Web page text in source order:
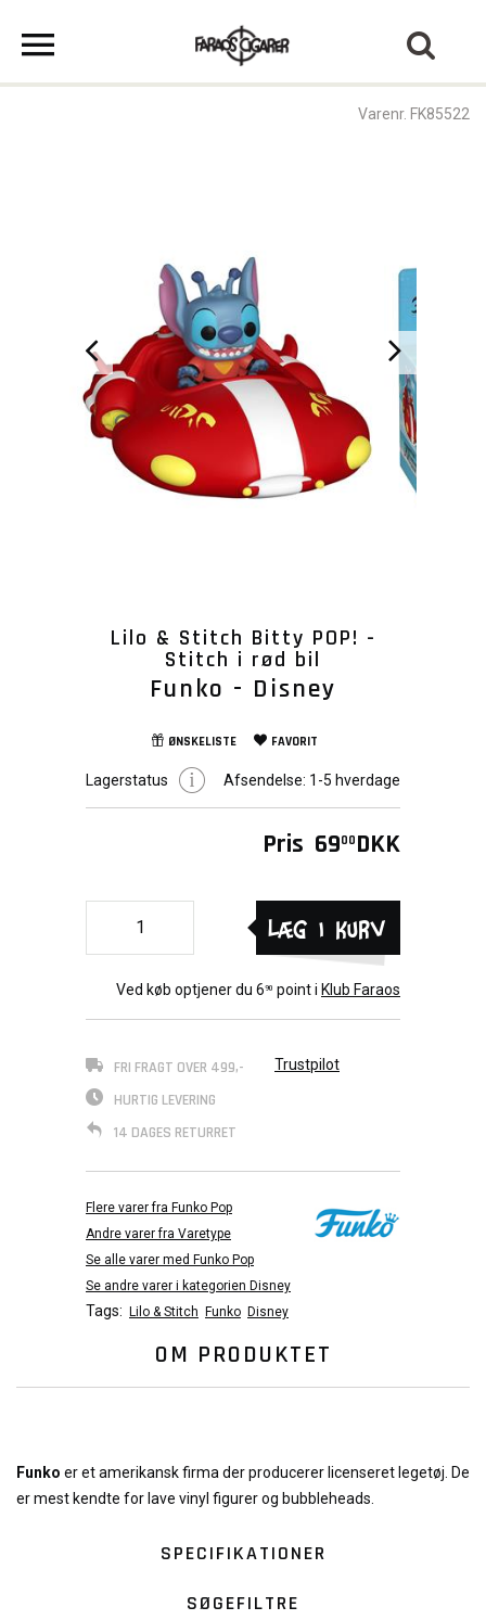
Varenr. FK85522
Lilo & Stitch Bitty POP! -
Stitch i rød bil
Funko - Disney
ØNSKELISTE FAVORIT
Lagerstatus Afsendelse: 1-5 hverdage
Pris 6900 DKK
Læg i kurv
Ved køb optjener du 690 point i Klub Faraos
FRI FRAGT OVER 499,-
HURTIG LEVERING
14 DAGES RETURRET
Trustpilot
Flere varer fra Funko Pop
Andre varer fra Varetype
Se alle varer med Funko Pop
Se andre varer i kategorien Disney
Tags: Lilo & Stitch Funko Disney
OM PRODUKTET
Funko er et amerikansk firma der producerer licenseret legetøj. De
er mest kendte for lave vinyl figurer og bubbleheads.
SPECIFIKATIONER
SØGEFILTRE